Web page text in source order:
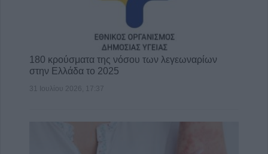
180 κρούσματα της νόσου των λεγεωναρίων
στην Ελλάδα το 2025
31 Ιουλίου 2026, 17:37